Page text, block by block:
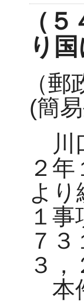
（
り
（
(簡
川
２
よ
１
７
３
本